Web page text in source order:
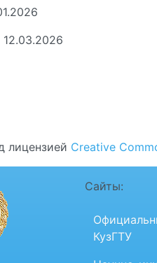
12.03.2026
лицензией Creative
Сайты:
КузГТУ